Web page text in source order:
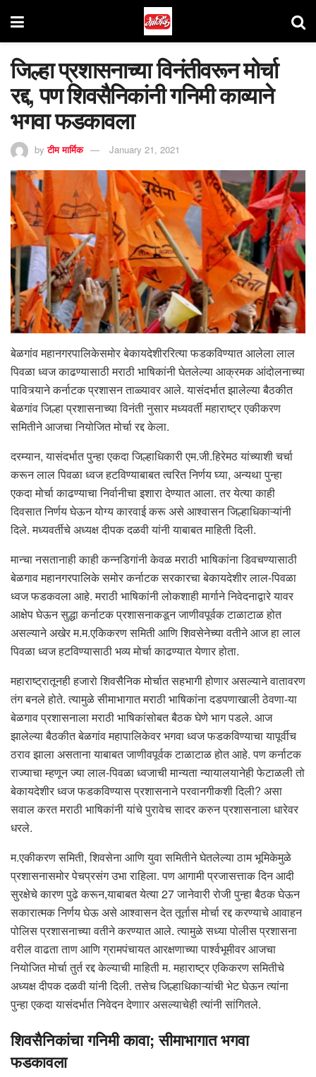
जिल्हा प्रशासनाच्या विनंतीवरून मोर्चा
रद्द, पण शिवसैनिकांनी गनिमी काव्याने
भगवा फडकावला
by टीम मार्मिक January 21, 2021
बेळगांव महानगरपालिकेसमोर बेकायदेशीररित्या फडकविण्यात आलेला लाल
पिवळा ध्वज काढण्यासाठी मराठी भाषिकांनी घेतलेल्या आक्रमक आंदोलनाच्या
पावित्र्याने कर्नाटक प्रशासन ताळ्यावर आले. यासंदर्भात झालेल्या बैठकीत
बेळगांव जिल्हा प्रशासनाच्या विनंती नुसार मध्यवर्ती महाराष्ट्र एकीकरण
समितीने आजचा नियोजित मोर्चा रद्द केला.
दरम्यान, यासंदर्भात पुन्हा एकदा जिल्हाधिकारी एम.जी.हिरेमठ यांच्याशी चर्चा
करून लाल पिवळा ध्वज हटविण्याबाबत त्वरित निर्णय घ्या, अन्यथा पुन्हा
एकदा मोर्चा काढण्याचा निर्वानीचा इशारा देण्यात आला. तर येत्या काही
दिवसात निर्णय घेऊन योग्य कारवाई करू असे आश्वासन जिल्हाधिकाऱ्यांनी
दिले. मध्यवर्तीचे अध्यक्ष दीपक दळवी यांनी याबाबत माहिती दिली.
मान्चा नसतानाही काही कन्नडिगांनी केवळ मराठी भाषिकांना डिवचण्यासाठी
बेळगाव महानगरपालिके समोर कर्नाटक सरकारचा बेकायदेशीर लाल-पिवळा
ध्वज फडकवला आहे. मराठी भाषिकांनी लोकशाही मार्गाने निवेदनाद्वारे यावर
आक्षेप घेऊन सुद्धा कर्नाटक प्रशासनाकडून जाणीवपूर्वक टाळाटाळ होत
असल्याने अखेर म.म.एकिकरण समिती आणि शिवसेनेच्या वतीने आज हा लाल
पिवळा ध्वज हटविण्यासाठी भव्य मोर्चा काढण्यात येणार होता.
महाराष्ट्रातूनही हजारो शिवसैनिक मोर्चात सहभागी होणार असल्याने वातावरण
तंग बनले होते. त्यामुळे सीमाभागात मराठी भाषिकांना दडपणाखाली ठेवणा-या
बेळगाव प्रशासनाला मराठी भाषिकांसोबत बैठक घेणे भाग पडले. आज
झालेल्या बैठकीत बेळगांव महापालिकेवर भगवा ध्वज फडकविण्याचा यापूर्वीच
ठराव झाला असताना याबाबत जाणीवपूर्वक टाळाटाळ होत आहे. पण कर्नाटक
राज्याचा म्हणून ज्या लाल-पिवळा ध्वजाची मान्यता न्यायालयानेही फेटाळली तो
बेकायदेशीर ध्वज फडकविण्यास प्रशासनाने परवानगीकशी दिली? असा
सवाल करत मराठी भाषिकांनी यांचे पुरावेच सादर करुन प्रशासनाला धारेवर
धरले.
म.एकीकरण समिती, शिवसेना आणि युवा समितीने घेतलेल्या ठाम भूमिकेमुळे
प्रशासनासमोर पेचप्रसंग उभा राहिला. पण आगामी प्रजासत्ताक दिन आदी
सुरक्षेचे कारण पुढे करून,याबाबत येत्या 27 जानेवारी रोजी पुन्हा बैठक घेऊन
सकारात्मक निर्णय घेऊ असे आश्वासन देत तूर्तास मोर्चा रद्द करण्याचे आवाहन
पोलिस प्रशासनाच्या वतीने करण्यात आले. त्यामुळे सध्या पोलीस प्रशासना
वरील वाढता ताण आणि ग्रामपंचायत आरक्षणाच्या पार्श्वभूमीवर आजचा
नियोजित मोर्चा तुर्त रद्द केल्याची माहिती म. महाराष्ट्र एकिकरण समितीचे
अध्यक्ष दीपक दळवी यांनी दिली. तसेच जिल्हाधिकाऱ्यांची भेट घेऊन त्यांना
पुन्हा एकदा यासंदर्भात निवेदन देणाार असल्याचेही त्यांनी सांगितले.
शिवसैनिकांचा गनिमी कावा; सीमाभागात भगवा
फडकावला